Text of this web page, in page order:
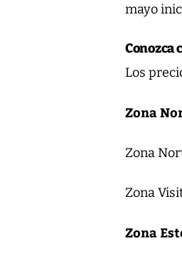
mayo
Conozca
Los
Zona
Zona
Zona
Zona